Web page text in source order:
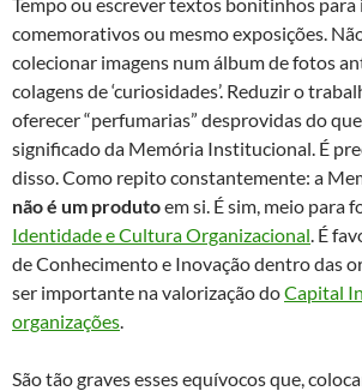
comemorativos ou mesmo exposições.
colecionar imagens num álbum de fotos
colagens de ‘curiosidades’. Reduzir o
oferecer “perfumarias” desprovidas do
significado da Memória Institucional. É
disso. Como repito constantemente: a
não é um produtoem si. É sim, meio para
Identidade e Cultura Organizacional . É
de Conhecimento e Inovação dentro das
ser importante na valorização doCapital
organizações
São tão graves esses equívocos que,